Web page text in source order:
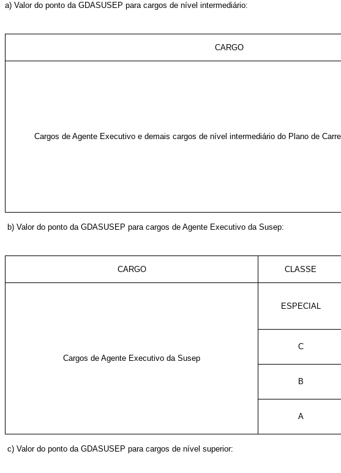
a) Valor do ponto da GDASUSEP para cargos de nível intermediário:
CARGO
Cargos de Agente Executivo e demais cargos de nível intermediário do Plano de
b) Valor do ponto da GDASUSEP para cargos de Agente Executivo da Susep:
CARGO CLASSE
Cargos de Agente Executivo da Susep
ESPECIAL
C
B
A
c) Valor do ponto da GDASUSEP para cargos de nível superior: